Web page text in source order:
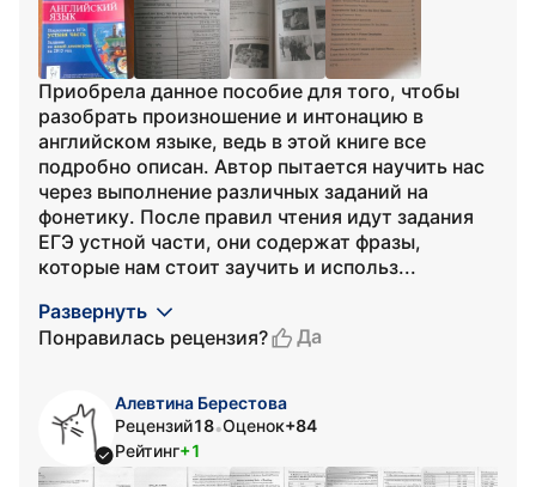
Приобрела данное пособие для того, чтобы
разобрать произношение и интонацию в
английском языке, ведь в этой книге все
подробно описан. Автор пытается научить нас
через выполнение различных заданий на
фонетику. После правил чтения идут задания
ЕГЭ устной части, они содержат фразы,
которые нам стоит заучить и использ...
Развернуть
Понравилась рецензия?
Да
Алевтина Берестова
Рецензий18•Оценок+84
Рейтинг+1